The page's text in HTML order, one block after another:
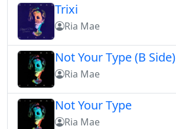
Trixi
Ria Mae
Not Your Type (B Side)
Ria Mae
Not Your Type
Ria Mae